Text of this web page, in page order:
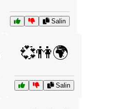
Salin
💞👫🌍
Salin